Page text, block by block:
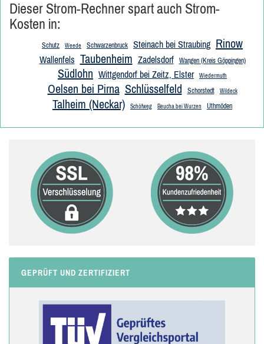
Dieser Strom-Rechner spart auch Strom-
Kosten in:
Schutz Weede Schwarzenbruck Steinach bei Straubing Rinow
Wallenfels Taubenheim Zadelsdorf Wangen (Kreis Göppingen)
Südlohn Wittgendorf bei Zeitz, Elster Wiedermuth
Oelsen bei Pirna Schlüsselfeld Schorstedt Wildeck
Talheim (Neckar) Schöfweg Beucha bei Wurzen Uthmöden
GEPRÜFT UND ZERTIFIZIERT